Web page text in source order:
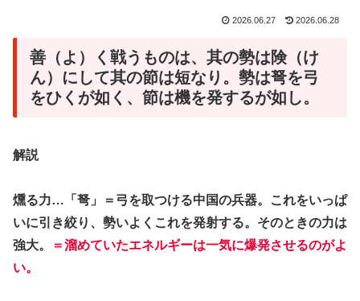
2026.06.27 2026.06.28
善（よ）く戦うものは、其の勢は険（け
ん）にして其の節は短なり。勢は弩を弓
をひくが如く、節は機を発するが如し。
解説
燻る力…「弩」＝弓を取つける中国の兵器。これをいっぱ
いに引き絞り、勢いよくこれを発射する。そのときの力は
強大。
＝溜めていたエネルギーは一気に爆発させるのがよ
い。